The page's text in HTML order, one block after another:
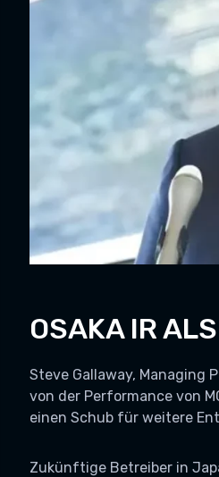
OSAKA IR
Steve Gallaway, Managing
von der Performance von
einen Schub für weitere
Zukünftige Betreiber in